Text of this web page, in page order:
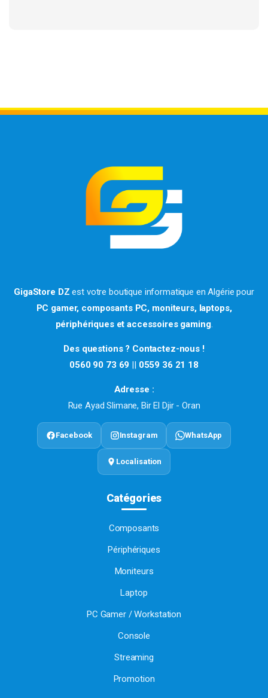
GigaStore DZ est votre boutique informatique en Algérie pour
PC gamer, composants PC, moniteurs, laptops,
périphériques et accessoires gaming.
Des questions ? Contactez-nous !
0560 90 73 69
0559 36 21 18
Adresse :
Rue Ayad Slimane, Bir El Djir - Oran
Facebook Instagram WhatsApp
Localisation
Catégories
Composants
Périphériques
Moniteurs
Laptop
PC Gamer / Workstation
Console
Streaming
Promotion